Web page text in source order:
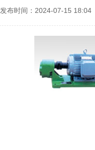
发布时间： 2024-07-15 18:04